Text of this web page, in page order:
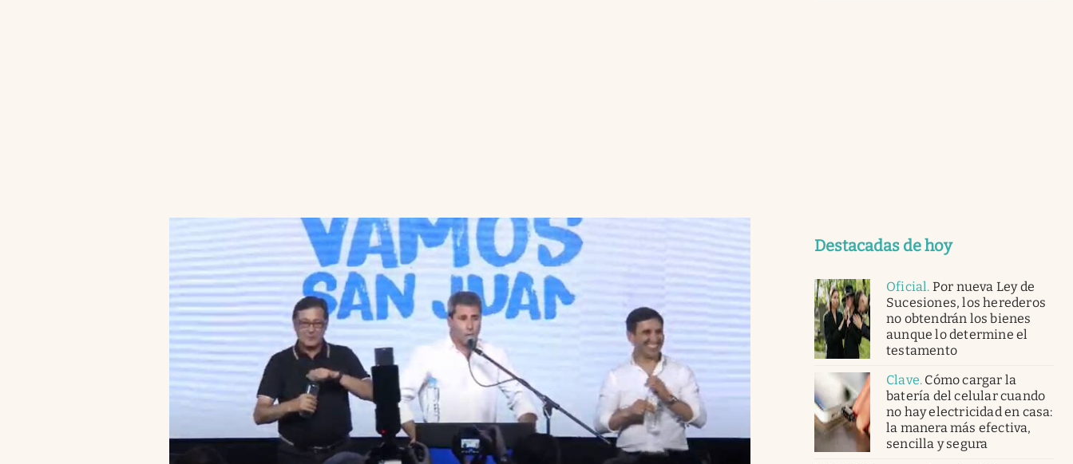
Destacadas de hoy
Oficial. Por nueva Ley de
Sucesiones, los herederos
no obtendrán los bienes
aunque lo determine el
testamento
Clave. Cómo cargar la
batería del celular cuando
no hay electricidad en casa:
la manera más efectiva,
sencilla y segura